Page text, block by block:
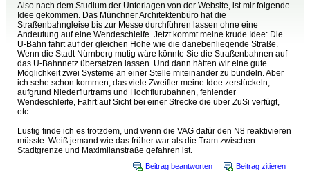
Also nach dem Studium der Unterlagen von der Website, ist mir folgende
Idee gekommen. Das Münchner Architektenbüro hat die
Straßenbahngleise bis zur Messe durchführen lassen ohne eine
Andeutung auf eine Wendeschleife. Jetzt kommt meine krude Idee: Die
U-Bahn fährt auf der gleichen Höhe wie die danebenliegende Straße.
Wenn die Stadt Nürnberg mutig wäre könnte Sie die Straßenbahnen auf
das U-Bahnnetz übersetzen lassen. Und dann hätten wir eine gute
Möglichkeit zwei Systeme an einer Stelle miteinander zu bündeln. Aber
ich sehe schon kommen, das viele Zweifler meine Idee zerstückeln,
aufgrund Niederflurtrams und Hochflurubahnen, fehlender
Wendeschleife, Fahrt auf Sicht bei einer Strecke die über ZuSi verfügt,
etc.
Lustig finde ich es trotzdem, und wenn die VAG dafür den N8 reaktivieren
müsste. Weiß jemand wie das früher war als die Tram zwischen
Stadtgrenze und Maximilanstraße gefahren ist.
Beitrag beantworten Beitrag zitieren